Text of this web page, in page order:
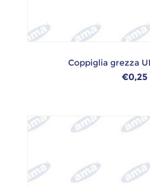
Coppiglia grezza
€0,25